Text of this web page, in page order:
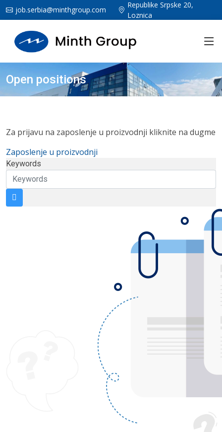
job.serbia@minthgroup.com
Republike Srpske 20,
Loznica
Open positions
Za prijavu na zaposlenje u proizvodnji kliknite na dugme
Zaposlenje u proizvodnji
Keywords